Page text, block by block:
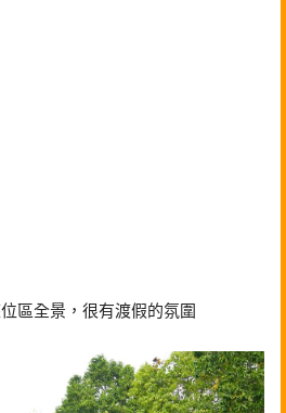
區全景，很有渡假的氛圍